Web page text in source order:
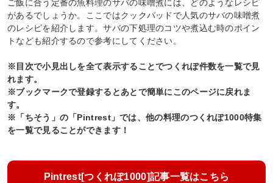
ご飯に合う定番の魚料理のサバの味噌煮には、どのようなレシピ
があるでしょうか。ここではクックパッドで人気のサバの味噌煮
のレシピを紹介します。サバの下処理のコツや煮込む時のポイン
トなども紹介するので参考にしてください。
※目次で小見出しを全て表示することでつくれぽ件数を一覧で見
れます。
※ブックマークで登録するとあとで簡単にこのページに戻れま
す。
※「ちそう」の「Pintrest」では、他の料理のつくれぽ1000特集
を一覧で見ることができます！
Pintrest[つくれぽ1000]記事一覧はこちら